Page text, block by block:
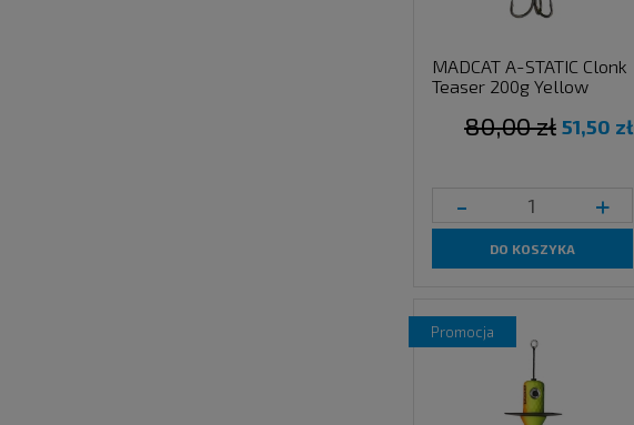
MADCAT A-STATIC Clonk
Teaser 200g Yellow
51,50 zł
80,00 zł
- +
DO KOSZYKA
promocja